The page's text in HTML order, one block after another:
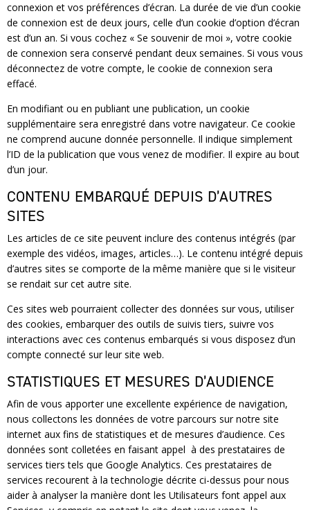
connexion et vos préférences d’écran. La durée de vie d’un cookie
de connexion est de deux jours, celle d’un cookie d’option d’écran
est d’un an. Si vous cochez « Se souvenir de moi », votre cookie
de connexion sera conservé pendant deux semaines. Si vous vous
déconnectez de votre compte, le cookie de connexion sera
effacé.
En modifiant ou en publiant une publication, un cookie
supplémentaire sera enregistré dans votre navigateur. Ce cookie
ne comprend aucune donnée personnelle. Il indique simplement
l’ID de la publication que vous venez de modifier. Il expire au bout
d’un jour.
CONTENU EMBARQUÉ DEPUIS D’AUTRES
SITES
Les articles de ce site peuvent inclure des contenus intégrés (par
exemple des vidéos, images, articles…). Le contenu intégré depuis
d’autres sites se comporte de la même manière que si le visiteur
se rendait sur cet autre site.
Ces sites web pourraient collecter des données sur vous, utiliser
des cookies, embarquer des outils de suivis tiers, suivre vos
interactions avec ces contenus embarqués si vous disposez d’un
compte connecté sur leur site web.
STATISTIQUES ET MESURES D’AUDIENCE
Afin de vous apporter une excellente expérience de navigation,
nous collectons les données de votre parcours sur notre site
internet aux fins de statistiques et de mesures d’audience. Ces
données sont colletées en faisant appel à des prestataires de
services tiers tels que Google Analytics. Ces prestataires de
services recourent à la technologie décrite ci-dessus pour nous
aider à analyser la manière dont les Utilisateurs font appel aux